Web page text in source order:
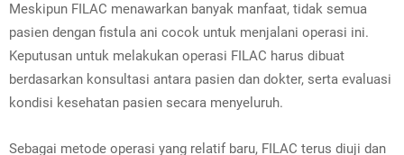
Meskipun FILAC menawarkan banyak manfaat, tidak semua
pasien dengan fistula ani cocok untuk menjalani operasi ini.
Keputusan untuk melakukan operasi FILAC harus dibuat
berdasarkan konsultasi antara pasien dan dokter, serta evaluasi
kondisi kesehatan pasien secara menyeluruh.
Sebagai metode operasi yang relatif baru, FILAC terus diuji dan